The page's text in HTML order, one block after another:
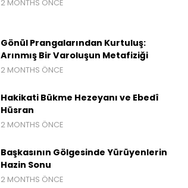
2 MONTHS ÖNCE
Gönül Prangalarından Kurtuluş:
Arınmış Bir Varoluşun Metafiziği
2 MONTHS ÖNCE
Hakikati Bükme Hezeyanı ve Ebedî
Hüsran
2 MONTHS ÖNCE
Başkasının Gölgesinde Yürüyenlerin
Hazin Sonu
2 MONTHS ÖNCE